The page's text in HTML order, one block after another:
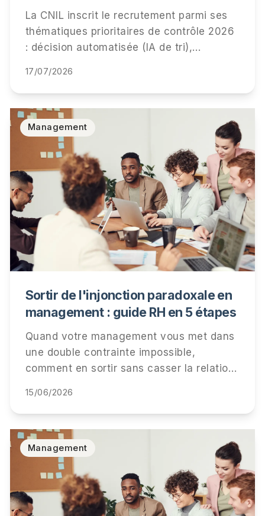
information des candidats,
conservation des données
La CNIL inscrit le recrutement parmi ses
thématiques prioritaires de contrôle 2026
: décision automatisée (IA de tri),
conservation. Qui est visé, ce qui sera
vérifié, et la checklist pour être prêt.
17/07/2026
Management
Sortir de l'injonction paradoxale en
management : guide RH en 5 étapes
Quand votre management vous met dans
une double contrainte impossible,
comment en sortir sans casser la relation
scripts de métacommunication, retour
d'expérience cabinet.
15/06/2026
Management